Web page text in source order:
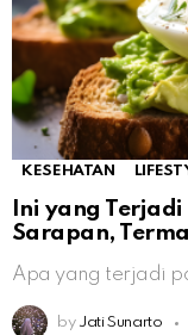
KESEHATAN
Ini yang
Sarapan,
Apa yang terjadi
by Jati Sunarto